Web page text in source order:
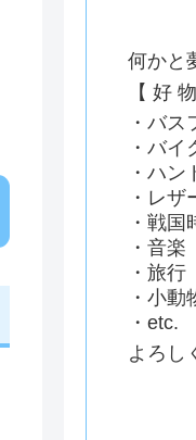
何かと
【 好 物
・バス
・バイ
・ハン
・レザ
・戦国
・音楽
・旅行
・小動
・etc.
よろし